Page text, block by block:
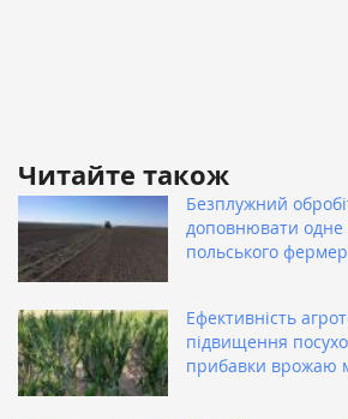
Читайте також
Безплужний
доповнювати одне
польського
Ефективність
підвищення
прибавки врожаю